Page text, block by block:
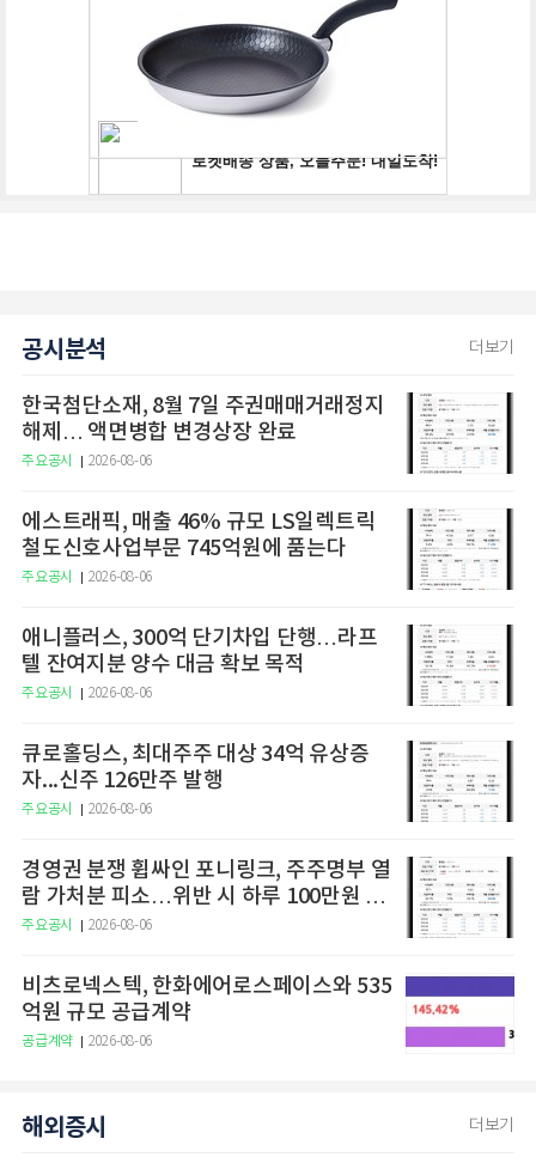
공시분석 더보기
한국첨단소재, 8월 7일 주권매매거래정지
해제… 액면병합 변경상장 완료
주요공시 2026-08-06
에스트래픽, 매출 46% 규모 LS일렉트릭
철도신호사업부문 745억원에 품는다
주요공시 2026-08-06
애니플러스, 300억 단기차입 단행…라프
텔 잔여지분 양수 대금 확보 목적
주요공시 2026-08-06
큐로홀딩스, 최대주주 대상 34억 유상증
자...신주 126만주 발행
주요공시 2026-08-06
경영권 분쟁 휩싸인 포니링크, 주주명부 열
람 가처분 피소…위반 시 하루 100만원 청
구
주요공시 2026-08-06
비츠로넥스텍, 한화에어로스페이스와 535
억원 규모 공급계약
공급계약 2026-08-06
해외증시 더보기